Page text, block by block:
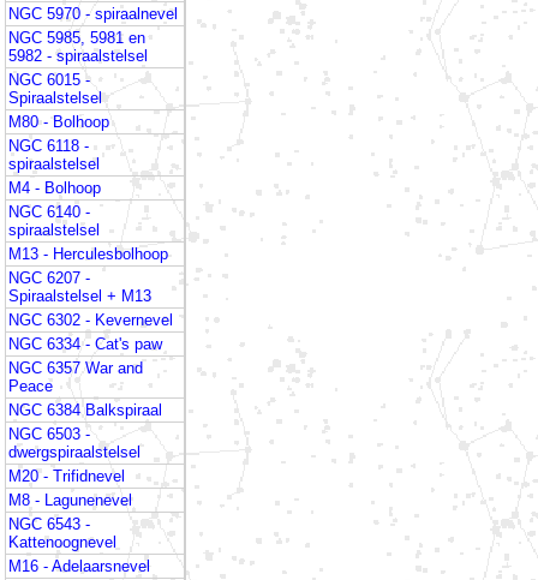
NGC 5970 - spiraalnevel
NGC 5985, 5981 en
5982 - spiraalstelsel
NGC 6015 -
Spiraalstelsel
M80 - Bolhoop
NGC 6118 -
spiraalstelsel
M4 - Bolhoop
NGC 6140 -
spiraalstelsel
M13 - Herculesbolhoop
NGC 6207 -
Spiraalstelsel + M13
NGC 6302 - Kevernevel
NGC 6334 - Cat's paw
NGC 6357 War and
Peace
NGC 6384 Balkspiraal
NGC 6503 -
dwergspiraalstelsel
M20 - Trifidnevel
M8 - Lagunenevel
NGC 6543 -
Kattenoognevel
M16 - Adelaarsnevel